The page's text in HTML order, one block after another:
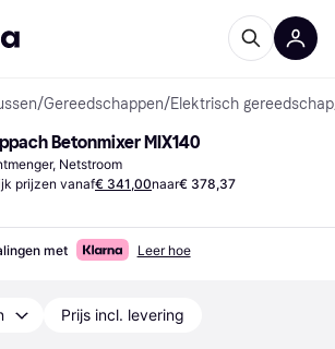
/Gereedschappen/Elektrisch gereedschap
Betonmixer MIX140
Netstroom
prijzen vanaf€ 341,00naar€ 378,37
met Leer hoe
Prijs incl. levering